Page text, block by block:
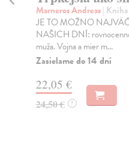
Marneros Andreas| Kniha
JE TO MOŽNO
NAŠICH DNÍ:
muža. Vojna a mier m...
Zasielame do 14 dní
22,05 €
24,50 € ?